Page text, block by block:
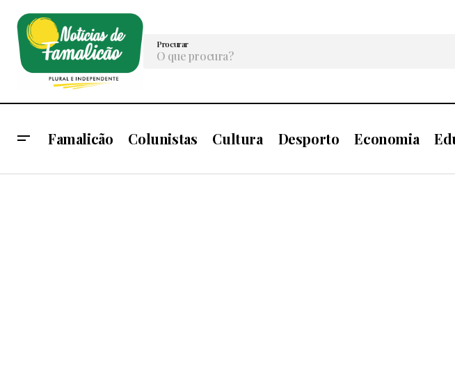
Procurar
Famalicão Colunistas Cultura Desporto Economia